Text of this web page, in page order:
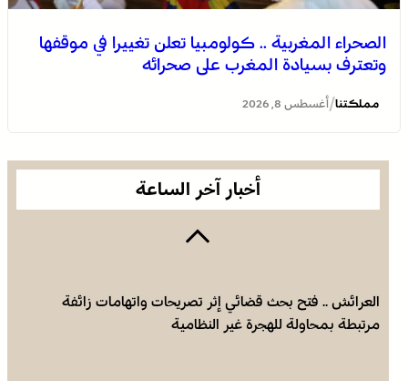
الصحراء المغربية .. كولومبيا تعلن تغييرا في موقفها
وتعترف بسيادة المغرب على صحرائه
مملكتنا/ أغسطس 8, 2026
أخبار آخر الساعة
برقية تعزية ومواساة من أسرة جريدة “مملكتنا” إلى الأستاذ
المرحوم مُّحمد العمراني
العرائش .. فتح بحث قضائي إثر تصريحات واتهامات زائفة
مرتبطة بمحاولة للهجرة غير النظامية